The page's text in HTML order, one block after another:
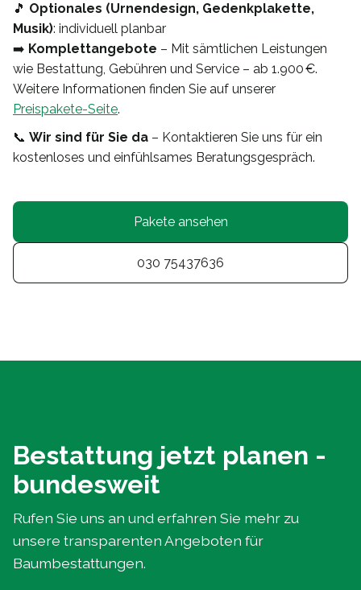
🎵 Optionales (Urnendesign, Gedenkplakette,
Musik): individuell planbar
➡️ Komplettangebote – Mit sämtlichen Leistungen
wie Bestattung, Gebühren und Service – ab 1.900 €.
Weitere Informationen finden Sie auf unserer
Preispakete-Seite.
📞 Wir sind für Sie da – Kontaktieren Sie uns für ein
kostenloses und einfühlsames Beratungsgespräch.
Pakete ansehen
030 75437636
Bestattung jetzt planen -
bundesweit
Rufen Sie uns an und erfahren Sie mehr zu
unsere transparenten Angeboten für
Baumbestattungen.